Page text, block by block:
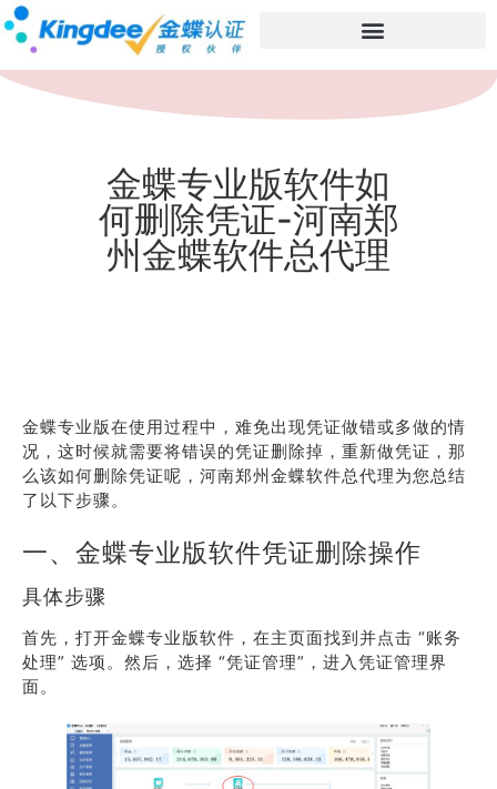
金蝶专业版软件如
何删除凭证-河南郑
州金蝶软件总代理
金蝶专业版在使用过程中，难免出现凭证做错或多做的情
况，这时候就需要将错误的凭证删除掉，重新做凭证，那
么该如何删除凭证呢，河南郑州金蝶软件总代理为您总结
了以下步骤。
一、金蝶专业版软件凭证删除操作
具体步骤
首先，打开金蝶专业版软件，在主页面找到并点击 “账务
处理” 选项。然后，选择 “凭证管理”，进入凭证管理界
面。